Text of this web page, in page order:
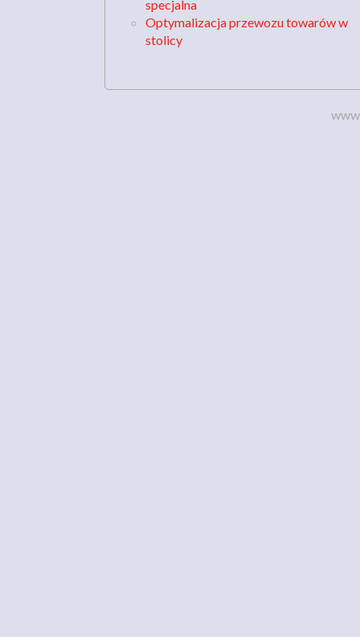
specjalna
Optymalizacja przewozu towarów w
stolicy